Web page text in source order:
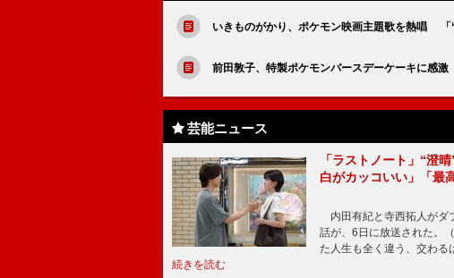
いきものがかり、ポケモン映画主題歌を熱唱 「
前田敦子、特製ポケモンバースデーケーキに感
芸能ニュース
「ラストノート」“澄
白がカッコいい」「最
内田有紀と寺西拓人がダ
話が、6日に放送された。
た人生も全く違う、交わ
続きを読む